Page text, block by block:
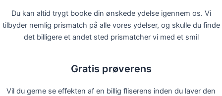
Du kan altid trygt booke din ønskede ydelse igennem os. Vi
tilbyder nemlig prismatch på alle vores ydelser, og skulle du finde
det billigere et andet sted prismatcher vi med et smil
Gratis prøverens
Vil du gerne se effekten af en billig fliserens inden du laver den